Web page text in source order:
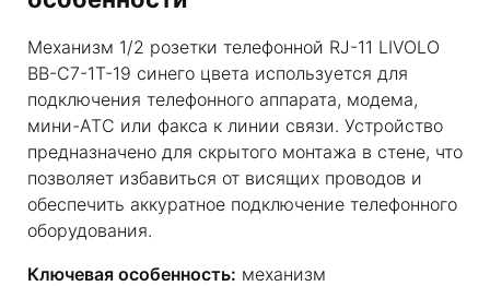
Механизм 1/2 розетки телефонной RJ-11 LIVOLO
BB-C7-1T-19 синего цвета используется для
подключения телефонного аппарата, модема,
мини-АТС или факса к линии связи. Устройство
предназначено для скрытого монтажа в стене, что
позволяет избавиться от висящих проводов и
обеспечить аккуратное подключение телефонного
оборудования.
Ключевая особенность: механизм